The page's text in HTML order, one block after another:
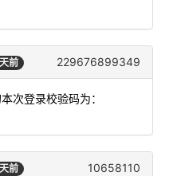
前 229676899349
次登录校验码为：
前 10658110